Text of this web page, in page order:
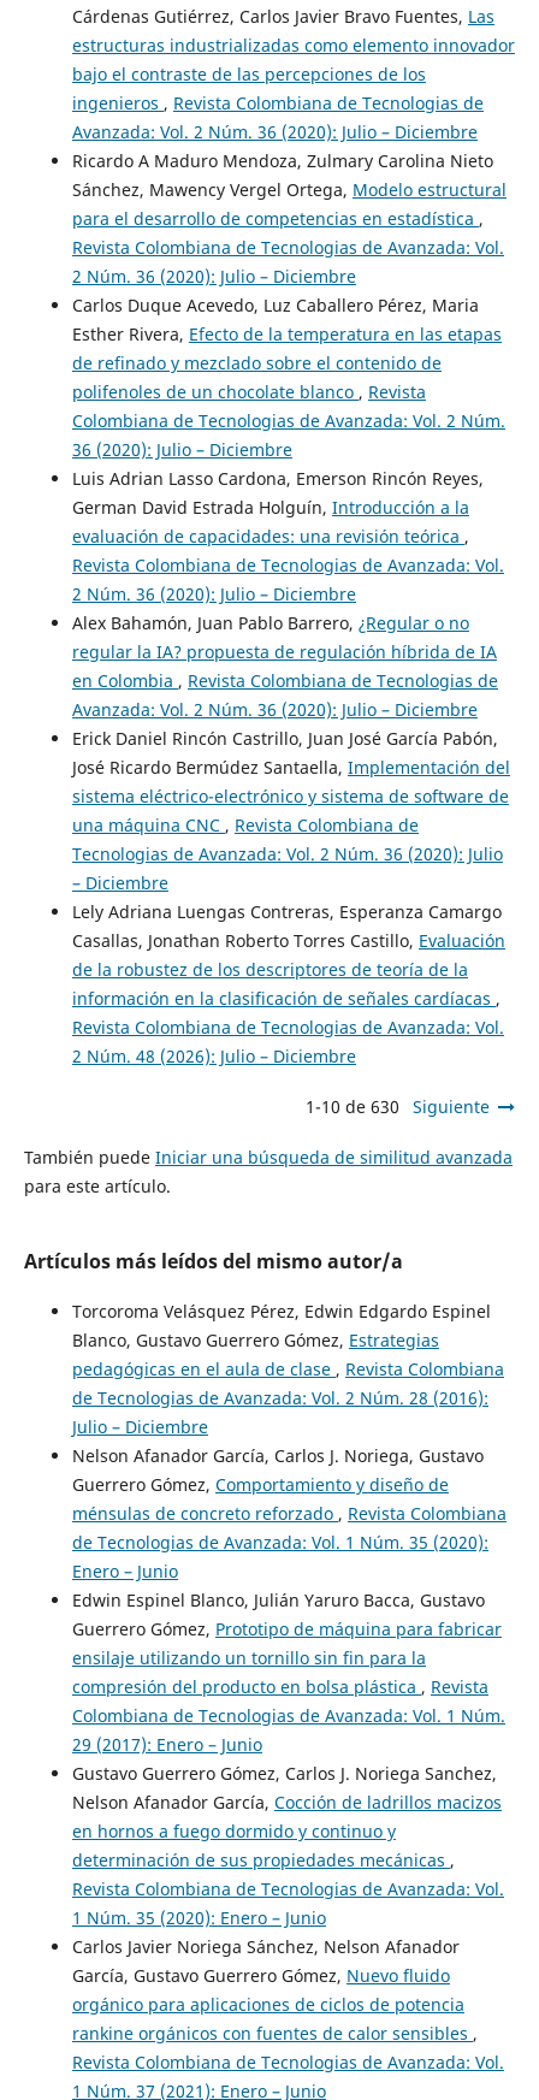
Cárdenas Gutiérrez, Carlos Javier Bravo Fuentes, Las
estructuras industrializadas como elemento innovador
bajo el contraste de las percepciones de los
ingenieros , Revista Colombiana de Tecnologias de
Avanzada: Vol. 2 Núm. 36 (2020): Julio – Diciembre
Ricardo A Maduro Mendoza, Zulmary Carolina Nieto
Sánchez, Mawency Vergel Ortega, Modelo estructural
para el desarrollo de competencias en estadística ,
Revista Colombiana de Tecnologias de Avanzada: Vol.
2 Núm. 36 (2020): Julio – Diciembre
Carlos Duque Acevedo, Luz Caballero Pérez, Maria
Esther Rivera, Efecto de la temperatura en las etapas
de refinado y mezclado sobre el contenido de
polifenoles de un chocolate blanco , Revista
Colombiana de Tecnologias de Avanzada: Vol. 2 Núm.
36 (2020): Julio – Diciembre
Luis Adrian Lasso Cardona, Emerson Rincón Reyes,
German David Estrada Holguín, Introducción a la
evaluación de capacidades: una revisión teórica ,
Revista Colombiana de Tecnologias de Avanzada: Vol.
2 Núm. 36 (2020): Julio – Diciembre
Alex Bahamón, Juan Pablo Barrero, ¿Regular o no
regular la IA? propuesta de regulación híbrida de IA
en Colombia , Revista Colombiana de Tecnologias de
Avanzada: Vol. 2 Núm. 36 (2020): Julio – Diciembre
Erick Daniel Rincón Castrillo, Juan José García Pabón,
José Ricardo Bermúdez Santaella, Implementación del
sistema eléctrico-electrónico y sistema de software de
una máquina CNC , Revista Colombiana de
Tecnologias de Avanzada: Vol. 2 Núm. 36 (2020): Julio
– Diciembre
Lely Adriana Luengas Contreras, Esperanza Camargo
Casallas, Jonathan Roberto Torres Castillo, Evaluación
de la robustez de los descriptores de teoría de la
información en la clasificación de señales cardíacas ,
Revista Colombiana de Tecnologias de Avanzada: Vol.
2 Núm. 48 (2026): Julio – Diciembre
1-10 de 630 Siguiente
También puede Iniciar una búsqueda de similitud avanzada
para este artículo.
Artículos más leídos del mismo autor/a
Torcoroma Velásquez Pérez, Edwin Edgardo Espinel
Blanco, Gustavo Guerrero Gómez, Estrategias
pedagógicas en el aula de clase , Revista Colombiana
de Tecnologias de Avanzada: Vol. 2 Núm. 28 (2016):
Julio – Diciembre
Nelson Afanador García, Carlos J. Noriega, Gustavo
Guerrero Gómez, Comportamiento y diseño de
ménsulas de concreto reforzado , Revista Colombiana
de Tecnologias de Avanzada: Vol. 1 Núm. 35 (2020):
Enero – Junio
Edwin Espinel Blanco, Julián Yaruro Bacca, Gustavo
Guerrero Gómez, Prototipo de máquina para fabricar
ensilaje utilizando un tornillo sin fin para la
compresión del producto en bolsa plástica , Revista
Colombiana de Tecnologias de Avanzada: Vol. 1 Núm.
29 (2017): Enero – Junio
Gustavo Guerrero Gómez, Carlos J. Noriega Sanchez,
Nelson Afanador García, Cocción de ladrillos macizos
en hornos a fuego dormido y continuo y
determinación de sus propiedades mecánicas ,
Revista Colombiana de Tecnologias de Avanzada: Vol.
1 Núm. 35 (2020): Enero – Junio
Carlos Javier Noriega Sánchez, Nelson Afanador
García, Gustavo Guerrero Gómez, Nuevo fluido
orgánico para aplicaciones de ciclos de potencia
rankine orgánicos con fuentes de calor sensibles ,
Revista Colombiana de Tecnologias de Avanzada: Vol.
1 Núm. 37 (2021): Enero – Junio